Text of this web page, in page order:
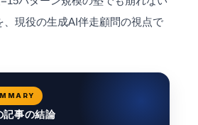
、現役の生成AI伴走顧問の視点で
記事の結論